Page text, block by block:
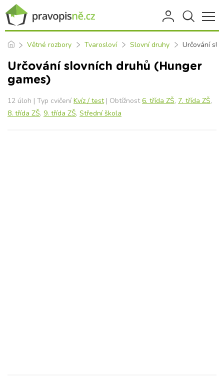
Větné rozbory Tvarosloví Slovní druhy Určování
Určování slovních druhů (Hunger
games)
12 úloh | Typ cvičeníKvíz / test| Obtížnost6. třída ZŠ, 7. třída ZŠ,
8. třída ZŠ, 9. třída ZŠ, Střední škola